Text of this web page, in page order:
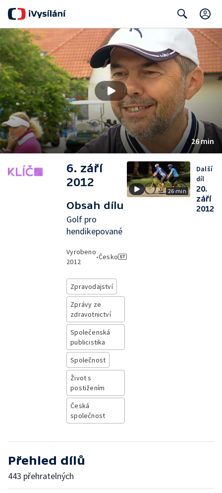
Search
26 min
6. září
2012
Obsah dílu
Golf pro
hendikepované
Vyrobeno
2012
•Česko
Zpravodajství
Zprávy ze
zdravotnictví
Společenská
publicistika
Společnost
Život s
postižením
Česká
společnost
26 min
Další
díl
20.
září
2012
Přehled dílů
443 přehratelných